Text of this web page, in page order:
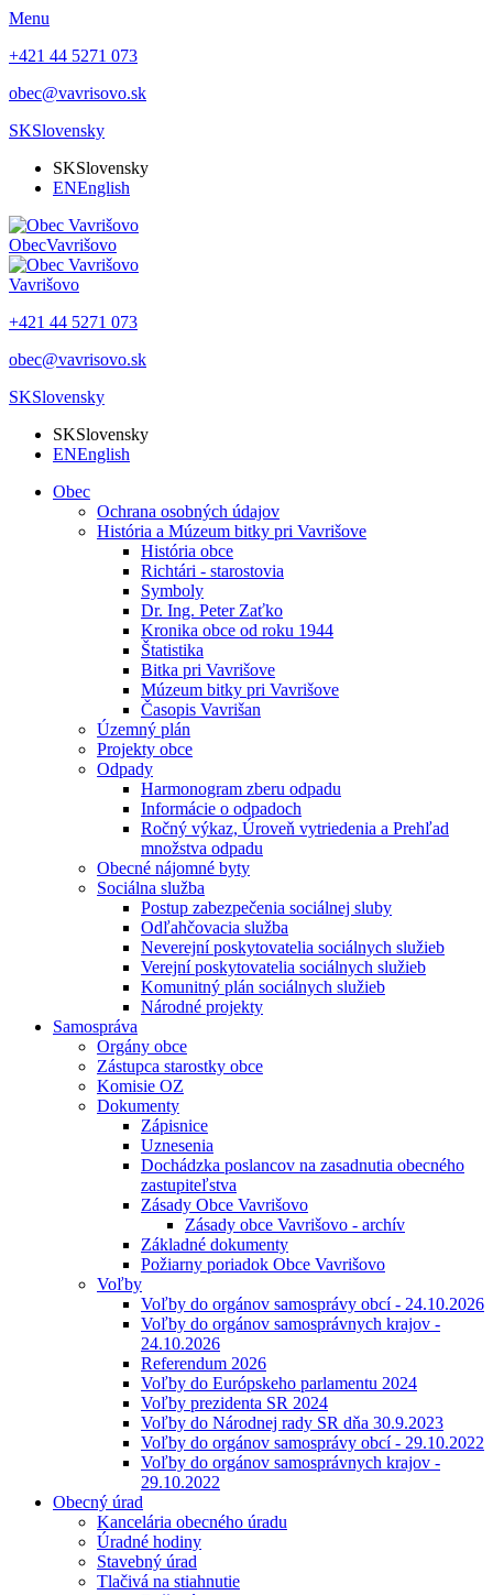
Menu
+421 44 5271 073
obec@vavrisovo.sk
SKSlovensky
SKSlovensky
ENEnglish
ObecVavrišovo
Vavrišovo
+421 44 5271 073
obec@vavrisovo.sk
SKSlovensky
SKSlovensky
ENEnglish
Obec
Ochrana osobných údajov
História a Múzeum bitky pri Vavrišove
História obce
Richtári - starostovia
Symboly
Dr. Ing. Peter Zaťko
Kronika obce od roku 1944
Štatistika
Bitka pri Vavrišove
Múzeum bitky pri Vavrišove
Časopis Vavrišan
Územný plán
Projekty obce
Odpady
Harmonogram zberu odpadu
Informácie o odpadoch
Ročný výkaz, Úroveň vytriedenia a Prehľad
množstva odpadu
Obecné nájomné byty
Sociálna služba
Postup zabezpečenia sociálnej sluby
Odľahčovacia služba
Neverejní poskytovatelia sociálnych služieb
Verejní poskytovatelia sociálnych služieb
Komunitný plán sociálnych služieb
Národné projekty
Samospráva
Orgány obce
Zástupca starostky obce
Komisie OZ
Dokumenty
Zápisnice
Uznesenia
Dochádzka poslancov na zasadnutia obecného
zastupiteľstva
Zásady Obce Vavrišovo
Zásady obce Vavrišovo - archív
Základné dokumenty
Požiarny poriadok Obce Vavrišovo
Voľby
Voľby do orgánov samosprávy obcí - 24.10.2026
Voľby do orgánov samosprávnych krajov -
24.10.2026
Referendum 2026
Voľby do Európskeho parlamentu 2024
Voľby prezidenta SR 2024
Voľby do Národnej rady SR dňa 30.9.2023
Voľby do orgánov samosprávy obcí - 29.10.2022
Voľby do orgánov samosprávnych krajov -
29.10.2022
Obecný úrad
Kancelária obecného úradu
Úradné hodiny
Stavebný úrad
Tlačivá na stiahnutie